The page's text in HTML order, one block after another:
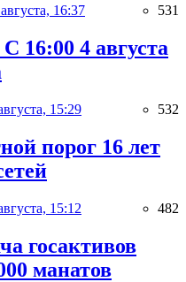
16:37 531
16:00 4 августа
15:29 532
порог 16 лет
15:12 482
госактивов
манатов